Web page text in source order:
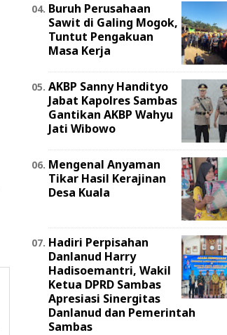
Buruh Perusahaan
Sawit di Galing Mogok,
Tuntut Pengakuan
Masa Kerja
AKBP Sanny Handityo
Jabat Kapolres Sambas
Gantikan AKBP Wahyu
Jati Wibowo
Mengenal Anyaman
Tikar Hasil Kerajinan
Desa Kuala
Hadiri Perpisahan
Danlanud Harry
Hadisoemantri, Wakil
Ketua DPRD Sambas
Apresiasi Sinergitas
Danlanud dan Pemerintah
Sambas